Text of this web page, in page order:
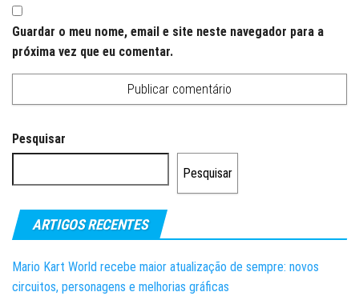
Guardar o meu nome, email e site neste navegador para a
próxima vez que eu comentar.
Pesquisar
Pesquisar
ARTIGOS RECENTES
Mario Kart World recebe maior atualização de sempre: novos
circuitos, personagens e melhorias gráficas